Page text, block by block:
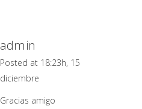
admin
Posted at 18:23h, 15
diciembre
Gracias amigo